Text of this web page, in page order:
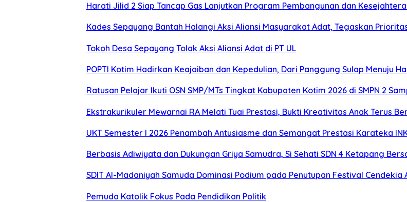
Harati Jilid 2 Siap Tancap Gas Lanjutkan Program Pembangunan dan
Kades Sepayang Bantah Halangi Aksi Aliansi Masyarakat Adat, Tegaskan
Tokoh Desa Sepayang Tolak Aksi Aliansi Adat di PT UL
POPTI Kotim Hadirkan Keajaiban dan Kepedulian, Dari Panggung Sulap Menuju
Ratusan Pelajar Ikuti OSN SMP/MTs Tingkat Kabupaten Kotim 2026 di SMPN 2
Ekstrakurikuler Mewarnai RA Melati Tuai Prestasi, Bukti Kreativitas Anak Terus
UKT Semester I 2026 Penambah Antusiasme dan Semangat Prestasi Karateka
Berbasis Adiwiyata dan Dukungan Griya Samudra, Si Sehati SDN 4 Ketapang
SDIT Al-Madaniyah Samuda Dominasi Podium pada Penutupan Festival Cendekia
Pemuda Katolik Fokus Pada Pendidikan Politik